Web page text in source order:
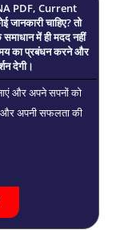
PDF, Current
चाहिए? तो
में ही मदद नहीं
का प्रबंधन करने और
देगी।
और अपने सपनों को
और अपनी सफलता की